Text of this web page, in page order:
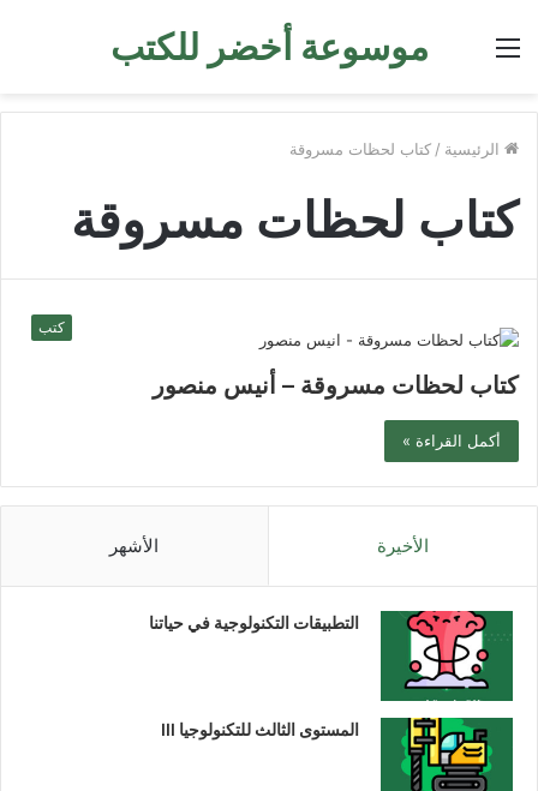
موسوعة أخضر للكتب القائمة
الرئيسية / كتاب لحظات مسروقة
كتاب لحظات مسروقة
كتب
كتاب لحظات مسروقة – أنيس منصور
أكمل القراءة »
الأخيرة الأشهر
التطبيقات التكنولوجية في حياتنا
المستوى الثالث للتكنولوجيا III